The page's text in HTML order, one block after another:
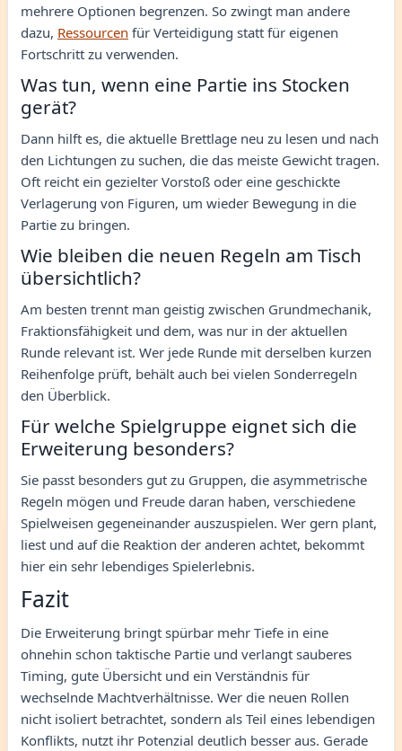
mehrere Optionen begrenzen. So zwingt man andere
dazu, Ressourcen für Verteidigung statt für eigenen
Fortschritt zu verwenden.
Was tun, wenn eine Partie ins Stocken
gerät?
Dann hilft es, die aktuelle Brettlage neu zu lesen und nach
den Lichtungen zu suchen, die das meiste Gewicht tragen.
Oft reicht ein gezielter Vorstoß oder eine geschickte
Verlagerung von Figuren, um wieder Bewegung in die
Partie zu bringen.
Wie bleiben die neuen Regeln am Tisch
übersichtlich?
Am besten trennt man geistig zwischen Grundmechanik,
Fraktionsfähigkeit und dem, was nur in der aktuellen
Runde relevant ist. Wer jede Runde mit derselben kurzen
Reihenfolge prüft, behält auch bei vielen Sonderregeln
den Überblick.
Für welche Spielgruppe eignet sich die
Erweiterung besonders?
Sie passt besonders gut zu Gruppen, die asymmetrische
Regeln mögen und Freude daran haben, verschiedene
Spielweisen gegeneinander auszuspielen. Wer gern plant,
liest und auf die Reaktion der anderen achtet, bekommt
hier ein sehr lebendiges Spielerlebnis.
Fazit
Die Erweiterung bringt spürbar mehr Tiefe in eine
ohnehin schon taktische Partie und verlangt sauberes
Timing, gute Übersicht und ein Verständnis für
wechselnde Machtverhältnisse. Wer die neuen Rollen
nicht isoliert betrachtet, sondern als Teil eines lebendigen
Konflikts, nutzt ihr Potenzial deutlich besser aus. Gerade